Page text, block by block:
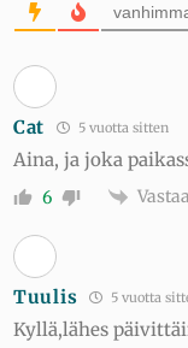
Cat 5 vuotta sitten
Aina, ja joka
6 Vastaa
Tuulis 5 vuotta
Kyllä,lähes